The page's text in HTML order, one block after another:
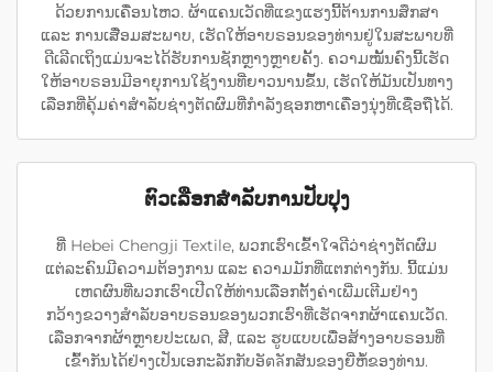
ດ້ວຍການເຄື່ອນໄຫວ. ຜ້າແຄນເວັດທີ່ແຂງແຮງນີ້ຕ້ານການສຶກສາ
ແລະ ການເສື່ອມສະພາບ, ເຮັດໃຫ້ອາບຣອນຂອງທ່ານຢູ່ໃນສະພາບທີ່
ດີເລີດເຖິງແມ່ນຈະໄດ້ຮັບການຊັກຫຼາງຫຼາຍຄັ້ງ. ຄວາມໝັ້ນຄົງນີ້ເຮັດ
ໃຫ້ອາບຣອນມີອາຍຸການໃຊ້ງານທີ່ຍາວນານຂຶ້ນ, ເຮັດໃຫ້ມັນເປັນທາງ
ເລືອກທີ່ຄຸ້ມຄ່າສຳລັບຊ່າງຕັດຜົມທີ່ກຳລັງຊອກຫາເຄື່ອງນຸ່ງທີ່ເຊື່ອຖືໄດ້.
ຕົວເລືອກສໍາລັບການປັບປຸງ
ທີ່ Hebei Chengji Textile, ພວກເຮົາເຂົ້າໃຈດີວ່າຊ່າງຕັດຜົມ
ແຕ່ລະຄົນມີຄວາມຕ້ອງການ ແລະ ຄວາມມັກທີ່ແຕກຕ່າງກັນ. ນີ້ແມ່ນ
ເຫດຜົນທີ່ພວກເຮົາເປີດໃຫ້ທ່ານເລືອກຕັ້ງຄ່າເພີ່ມເຕີມຢ່າງ
ກວ້າງຂວາງສຳລັບອາບຣອນຂອງພວກເຮົາທີ່ເຮັດຈາກຜ້າແຄນເວັດ.
ເລືອກຈາກຜ້າຫຼາຍປະເພດ, ສີ, ແລະ ຮູບແບບເພື່ອສ້າງອາບຣອນທີ່
ເຂົ້າກັນໄດ້ຢ່າງເປັນເອກະລັກກັບອັตลັກສັນຂອງຍີ່ຫໍ້ຂອງທ່ານ.